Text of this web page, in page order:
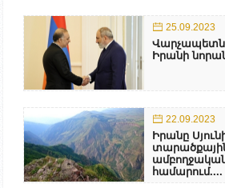
25.09.2023
Վարչապետն
Իրանի
22.09.2023
Իրանը
համարում....